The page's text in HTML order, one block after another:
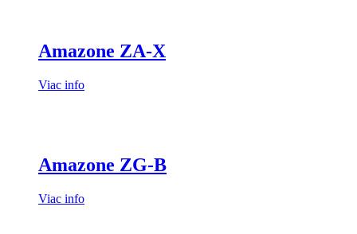
Amazone ZA-X
Viac info
Amazone ZG-B
Viac info